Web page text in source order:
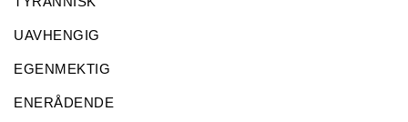
UAVHENGIG
EGENMEKTIG
ENERÅDENDE